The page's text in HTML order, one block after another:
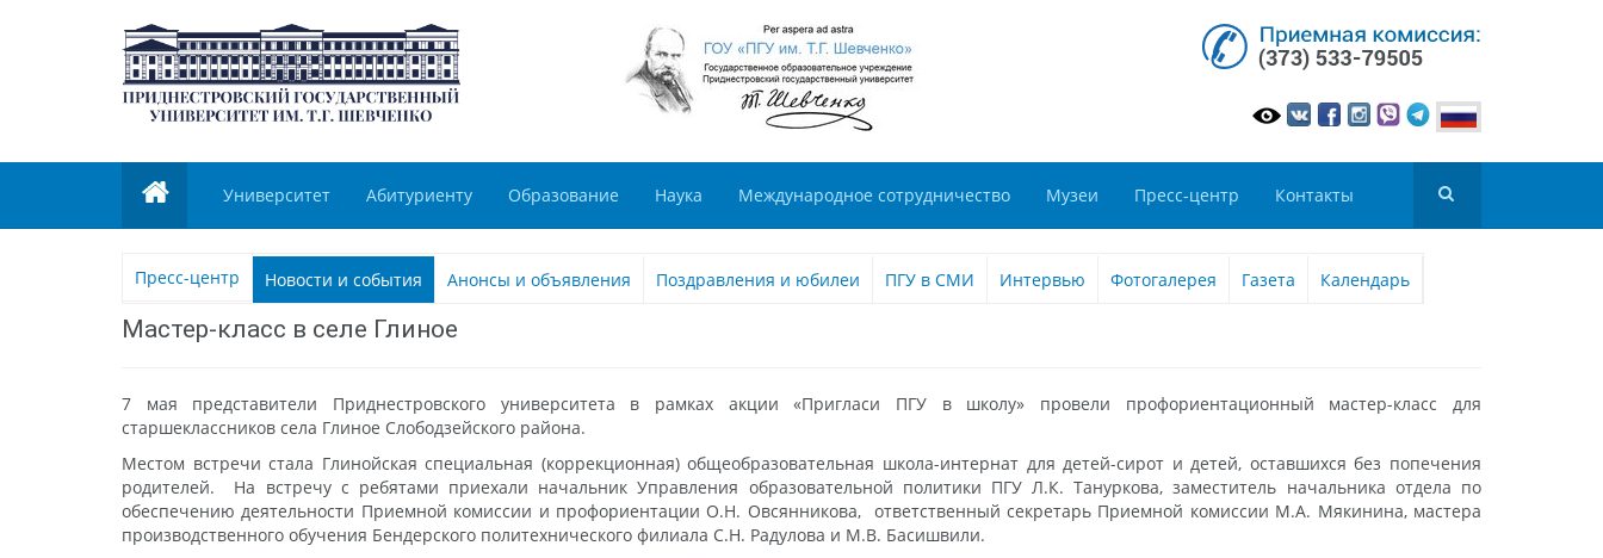
Университет Абитуриенту Образование Наука Международное сотрудничество Музеи Пресс-центр Контакты
Пресс-центр Новости и события Анонсы и объявления Поздравления и юбилеи ПГУ в СМИ Интервью Фотогалерея Газета Календарь
Мастер-класс в селе Глиное
7 мая представители Приднестровского университета в рамках акции «Пригласи ПГУ в школу» провели профориентационный мастер-класс для
старшеклассников села Глиное Слободзейского района.
Местом встречи стала Глинойская специальная (коррекционная) общеобразовательная школа-интернат для детей-сирот и детей, оставшихся без попечения
родителей. На встречу с ребятами приехали начальник Управления образовательной политики ПГУ Л.К. Тануркова, заместитель начальника отдела по
обеспечению деятельности Приемной комиссии и профориентации О.Н. Овсянникова, ответственный секретарь Приемной комиссии М.А. Мякинина, мастера
производственного обучения Бендерского политехнического филиала С.Н. Радулова и М.В. Басишвили.